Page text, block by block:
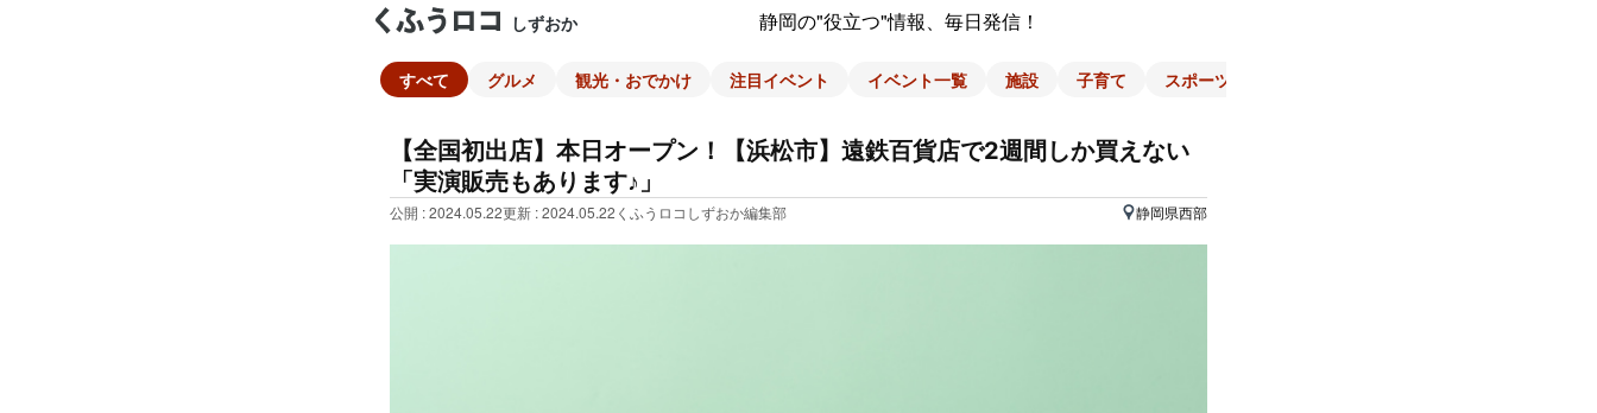
しずおか 静岡の"役立つ"情報、毎日発信！
すべて グルメ 観光・おでかけ 注目イベント イベント一覧 施設 子育て スポーツ
【全国初出店】本日オープン！【浜松市】遠鉄百貨店で2週間しか買えない
「実演販売もあります♪」
公開 : 2024.05.22更新 : 2024.05.22 くふうロコしずおか編集部 静岡県西部